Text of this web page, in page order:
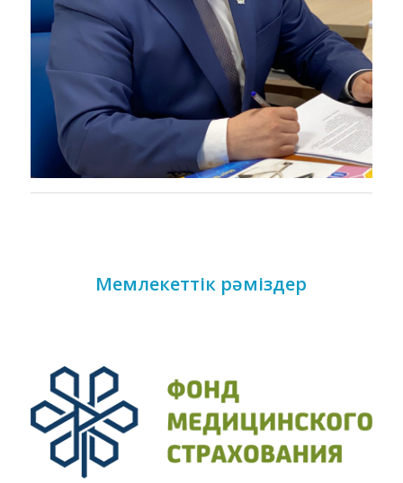
Мемлекеттік рәміздер